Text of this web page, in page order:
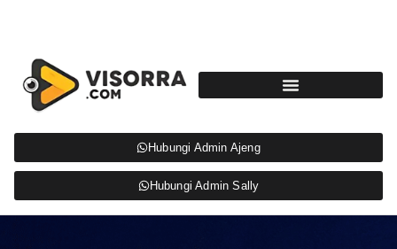
Hubungi Admin Ajeng
Hubungi Admin Sally